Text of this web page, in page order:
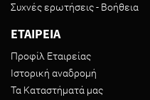
Συχνές ερωτήσεις - Βοήθεια
ΕΤΑΙΡΕΙΑ
Προφίλ Εταιρείας
Ιστορική αναδρομή
Τα Καταστήματά μας